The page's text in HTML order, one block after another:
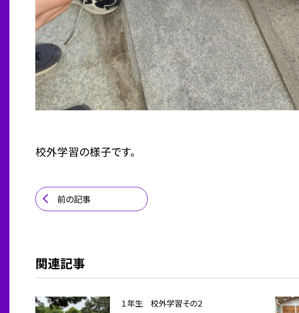
校外学習の様子です。
前の記事
関連記事
１年生 校外学習その２